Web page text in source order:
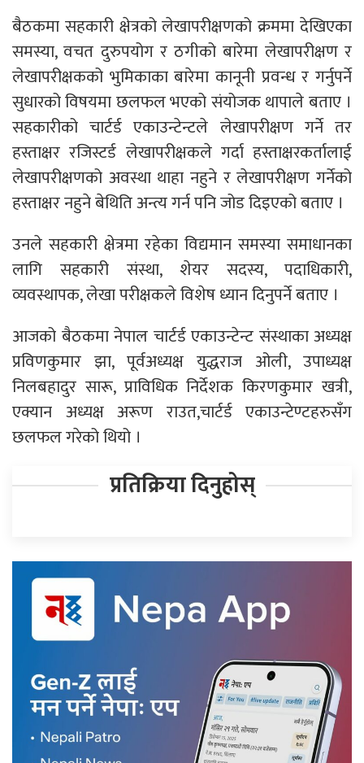
बैठकमा सहकारी क्षेत्रको लेखापरीक्षणको क्रममा देखिएका
समस्या, वचत दुरुपयोग र ठगीको बारेमा लेखापरीक्षण र
लेखापरीक्षकको भुमिकाका बारेमा कानूनी प्रवन्ध र गर्नुपर्ने
सुधारको विषयमा छलफल भएको संयोजक थापाले बताए ।
सहकारीको चार्टर्ड एकाउन्टेन्टले लेखापरीक्षण गर्ने तर
हस्ताक्षर रजिस्टर्ड लेखापरीक्षकले गर्दा हस्ताक्षरकर्तालाई
लेखापरीक्षणको अवस्था थाहा नहुने र लेखापरीक्षण गर्नेको
हस्ताक्षर नहुने बेथिति अन्त्य गर्न पनि जोड दिइएको बताए ।
उनले सहकारी क्षेत्रमा रहेका विद्यमान समस्या समाधानका
लागि सहकारी संस्था, शेयर सदस्य, पदाधिकारी,
व्यवस्थापक, लेखा परीक्षकले विशेष ध्यान दिनुपर्ने बताए ।
आजको बैठकमा नेपाल चार्टर्ड एकाउन्टेन्ट संस्थाका अध्यक्ष
प्रविणकुमार झा, पूर्वअध्यक्ष युद्धराज ओली, उपाध्यक्ष
निलबहादुर सारू, प्राविधिक निर्देशक किरणकुमार खत्री,
एक्यान अध्यक्ष अरूण राउत,चार्टर्ड एकाउन्टेण्टहरुसँग
छलफल गरेको थियो ।
प्रतिक्रिया दिनुहोस्